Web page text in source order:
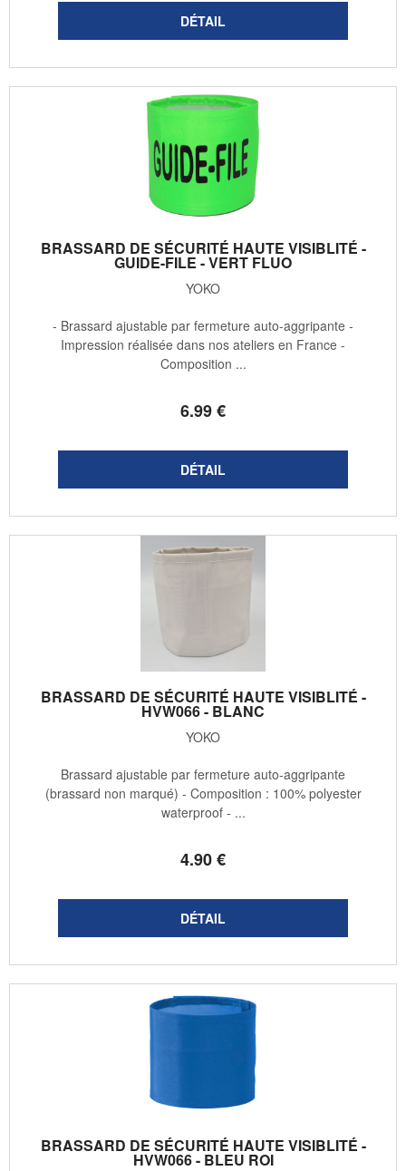
BRASSARD DE SÉCURITÉ HAUTE VISIBLITÉ -
GUIDE-FILE - VERT FLUO
YOKO
6.99€
- Brassard ajustable par fermeture auto-aggripante -
Impression réalisée dans nos ateliers en France -
Composition ...
BRASSARD DE SÉCURITÉ HAUTE VISIBLITÉ -
HVW066 - BLANC
YOKO
4.90€
Brassard ajustable par fermeture auto-aggripante
(brassard non marqué) - Composition : 100% polyester
waterproof - ...
BRASSARD DE SÉCURITÉ HAUTE VISIBLITÉ -
HVW066 - BLEU ROI